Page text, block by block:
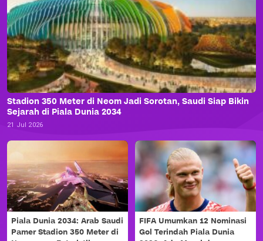
Stadion 350 Meter di Neom Jadi Sorotan, Saudi Siap Bikin
Sejarah di Piala Dunia 2034
21 Jul 2026
Piala Dunia 2034: Arab Saudi
Pamer Stadion 350 Meter di
FIFA Umumkan 12 Nominasi
Gol Terindah Piala Dunia